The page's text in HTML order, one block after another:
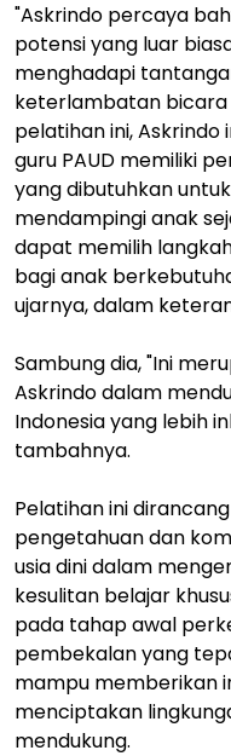
"Askrindo percaya
potensi yang luar
menghadapi
keterlambatan bicara
pelatihan ini,
guru PAUD memiliki
yang dibutuhkan
mendampingi anak
dapat memilih
bagi anak
ujarnya, dalam
Sambung dia, "Ini
Askrindo dalam
Indonesia yang lebih
tambahnya.
Pelatihan ini
pengetahuan dan
usia dini dalam
kesulitan belajar
pada tahap awal
pembekalan yang
mampu memberikan
menciptakan
mendukung.